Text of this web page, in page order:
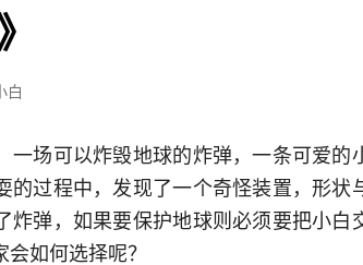
白
一场可以炸毁地球的炸弹，一条可爱的
的过程中，发现了一个奇怪装置，形状
炸弹，如果要保护地球则必须要把小白
如何选择呢？